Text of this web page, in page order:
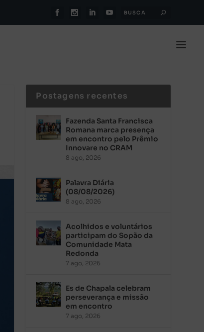
Postagens recentes
Fazenda Santa Francisca
Romana marca presença
em encontro pelo Prêmio
Innovare no CRAM
8 ago, 2026
Palavra Diária
(08/08/2026)
8 ago, 2026
Acolhidos e voluntários
participam do Sopão da
Comunidade Mata
Redonda
7 ago, 2026
Es de Chapala celebram
perseverança e missão
em encontro
7 ago, 2026